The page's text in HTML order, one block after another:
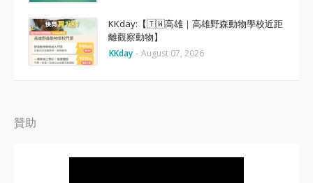
KKday:【🇹🇼高雄｜高雄野森動物學校近距
離觀察動物】
KKday - August 07, 2026
贊助